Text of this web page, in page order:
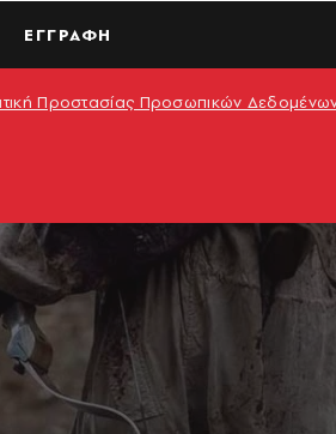
ΕΓΓΡΑΦΗ
Προστασίας Προσωπικών